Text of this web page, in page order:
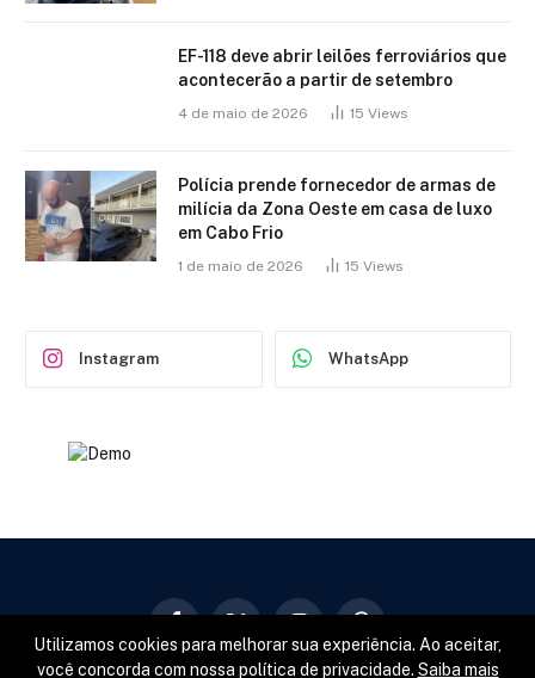
EF-118 deve abrir leilões ferroviários que
acontecerão a partir de setembro
4 de maio de 2026 15 Views
Polícia prende fornecedor de armas de
milícia da Zona Oeste em casa de luxo
em Cabo Frio
1 de maio de 2026 15 Views
Instagram WhatsApp
(Twitter)
Utilizamos cookies para melhorar sua experiência. Ao aceitar,
você concorda com nossa política de privacidade. Saiba mais